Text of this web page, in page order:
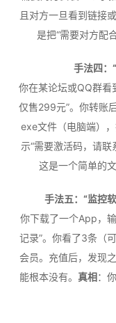
且对方一旦看到链接
是把“需要对方配
手法四：
你在某论坛或QQ群看
仅售299元”。你转账
exe文件（电脑端）
示“需要激活码，请联
这是一个简单的
手法五：“监控
你下载了一个App，
记录”。你看了3条（
会员。充值后，发现
能根本没有。 真相：